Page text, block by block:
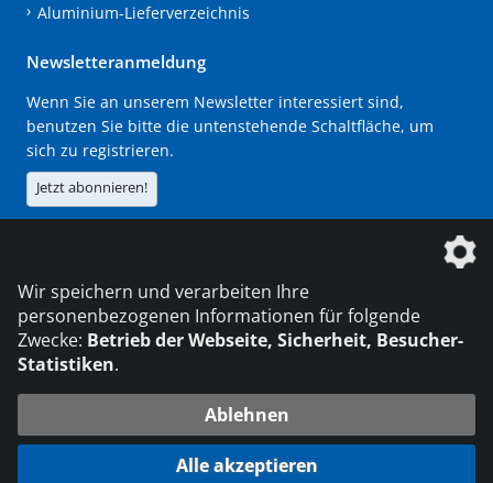
Aluminium-Lieferverzeichnis
Newsletteranmeldung
Wenn Sie an unserem Newsletter interessiert sind,
benutzen Sie bitte die untenstehende Schaltfläche, um
sich zu registrieren.
Jetzt abonnieren!
Die DVS Media GmbH ist ein Unternehmen der
© 2026 DVS Media GmbH
Wir speichern und verarbeiten Ihre
personenbezogenen Informationen für folgende
Zwecke: Betrieb der Webseite, Sicherheit, Besucher-
Statistiken.
Ablehnen
Alle akzeptieren